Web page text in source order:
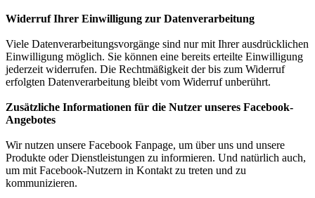
Widerruf Ihrer Einwilligung zur Datenverarbeitung
Viele Datenverarbeitungsvorgänge sind nur mit Ihrer ausdrücklichen
Einwilligung möglich. Sie können eine bereits erteilte Einwilligung
jederzeit widerrufen. Die Rechtmäßigkeit der bis zum Widerruf
erfolgten Datenverarbeitung bleibt vom Widerruf unberührt.
Zusätzliche Informationen für die Nutzer unseres Facebook-
Angebotes
Wir nutzen unsere Facebook Fanpage, um über uns und unsere
Produkte oder Dienstleistungen zu informieren. Und natürlich auch,
um mit Facebook-Nutzern in Kontakt zu treten und zu
kommunizieren.